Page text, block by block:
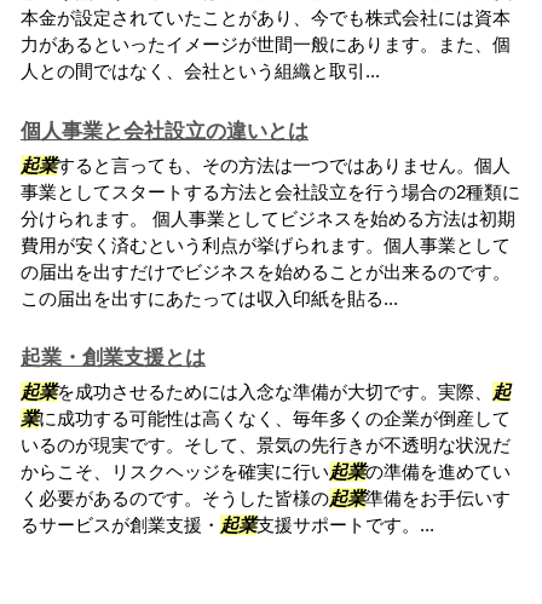
本金が設定されていたことがあり、今でも株式会社には資本
力があるといったイメージが世間一般にあります。また、個
人との間ではなく、会社という組織と取引...
個人事業と会社設立の違いとは
起業すると言っても、その方法は一つではありません。個人
事業としてスタートする方法と会社設立を行う場合の2種類に
分けられます。 個人事業としてビジネスを始める方法は初期
費用が安く済むという利点が挙げられます。個人事業として
の届出を出すだけでビジネスを始めることが出来るのです。
この届出を出すにあたっては収入印紙を貼る...
起業・創業支援とは
起業を成功させるためには入念な準備が大切です。実際、
起
業に成功する可能性は高くなく、毎年多くの企業が倒産して
いるのが現実です。そして、景気の先行きが不透明な状況だ
からこそ、リスクヘッジを確実に行い起業の準備を進めてい
く必要があるのです。そうした皆様の起業準備をお手伝いす
るサービスが創業支援・ 起業支援サポートです。...